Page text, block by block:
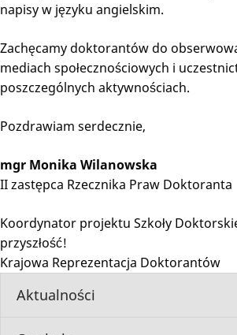
Aktualności
napisy w języku angielskim.
Zachęcamy doktorantów do
mediach społecznościowych i
poszczególnych aktywnościach.
Pozdrawiam serdecznie,
mgr Monika Wilanowska
II zastępca Rzecznika Praw Doktoranta
Koordynator projektu Szkoły
przyszłość!
Krajowa Reprezentacja Doktorantów